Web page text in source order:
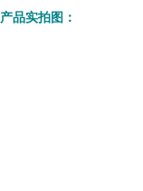
产品实拍图：